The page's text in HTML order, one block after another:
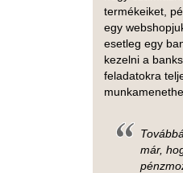
termékeiket,
egy
esetleg egy
kezelni a
feladatokra
már,